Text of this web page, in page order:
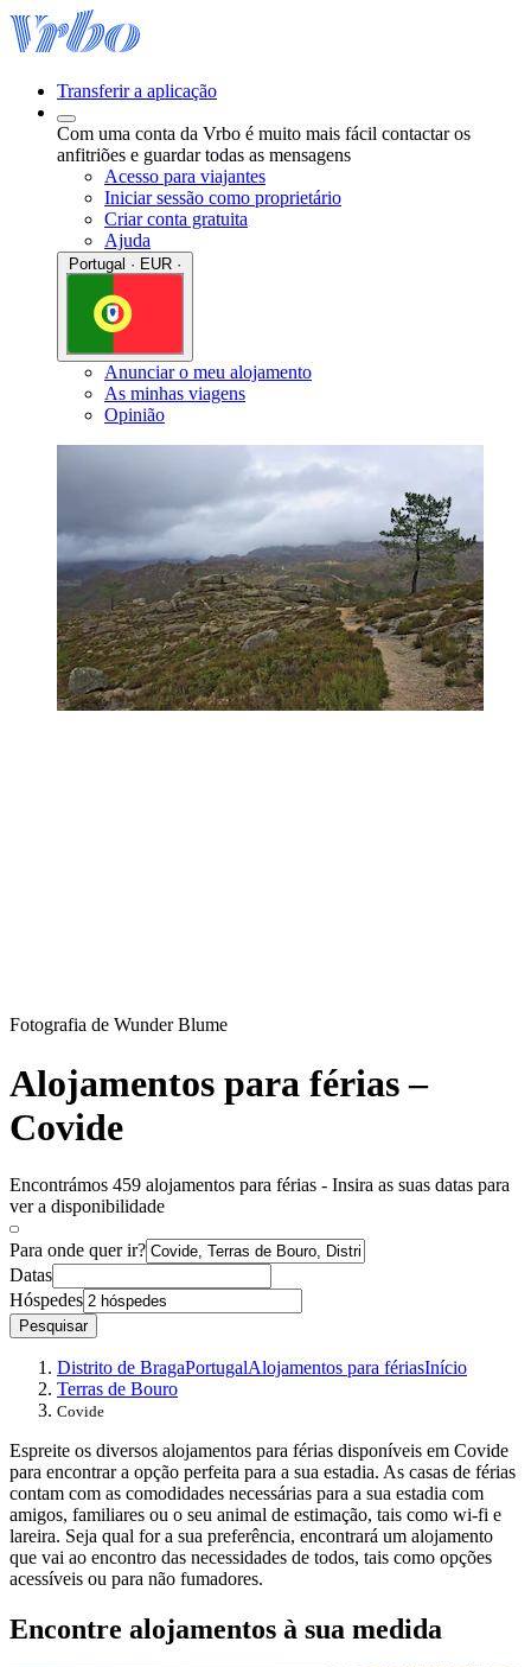
Transferir a aplicação
Com uma conta da Vrbo é muito mais fácil contactar os
anfitriões e guardar todas as mensagens
Acesso para viajantes
Iniciar sessão como proprietário
Criar conta gratuita
Ajuda
Anunciar o meu alojamento
As minhas viagens
Opinião
Fotografia de Wunder Blume
Alojamentos para férias –
Covide
Encontrámos 459 alojamentos para férias - Insira as suas datas para
ver a disponibilidade
Para onde quer ir?
Datas
Hóspedes
Pesquisar
Distrito de BragaPortugalAlojamentos para fériasInício
Terras de Bouro
Covide
Espreite os diversos alojamentos para férias disponíveis em Covide
para encontrar a opção perfeita para a sua estadia. As casas de férias
contam com as comodidades necessárias para a sua estadia com
amigos, familiares ou o seu animal de estimação, tais como wi-fi e
lareira. Seja qual for a sua preferência, encontrará um alojamento
que vai ao encontro das necessidades de todos, tais como opções
acessíveis ou para não fumadores.
Encontre alojamentos à sua medida